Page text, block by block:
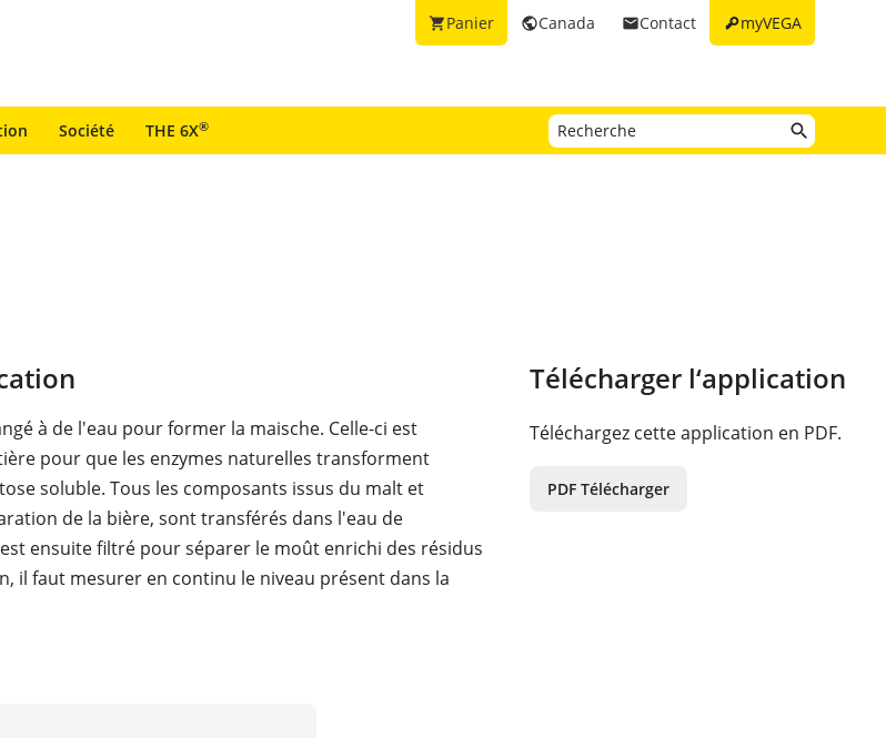
keymyVEGA
emailContact
publicCanada
shopping_cartPanier
Société THE 6X®
à de l'eau pour former la maische. Celle-ci est
pour que les enzymes naturelles transforment
soluble. Tous les composants issus du malt et
de la bière, sont transférés dans l'eau de
ensuite filtré pour séparer le moût enrichi des résidus
il faut mesurer en continu le niveau présent dans la
Télécharger l‘application
Téléchargez cette application en PDF.
PDF Télécharger